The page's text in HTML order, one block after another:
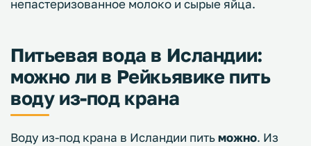
непастеризованное молоко и сырые яйца.
Питьевая вода в Исландии:
можно ли в Рейкьявике пить
воду из-под крана
Воду из-под крана в Исландии питьможно. Из